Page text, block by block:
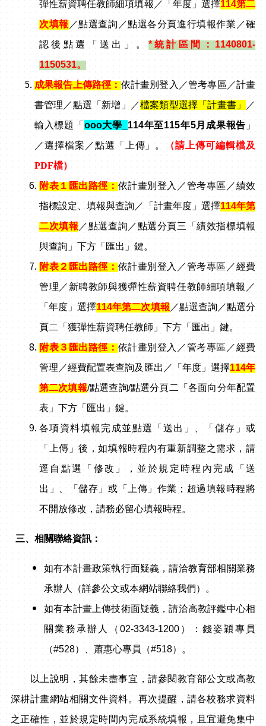
彈性薪資聘任教師細項填報／「年度」選擇114第二
次填報 ／點選查詢／點選各分頁進行填報作業／確
認後點選「送出」。 *統計區間：1140801-
1150531。
成果報告上傳路徑： 依計畫別登入／管考專區／計畫
書管理／點選「新增」／檔案類型選擇「計畫書」
／
輸入標題「 ooo大學_ 114年至115年5月成果報告 」
／選擇檔案／點選「上傳」。
（請上傳可編輯檔及
PDF檔）
附表１匯出路徑： 依計畫別登入／管考專區／績效
指標設定、填報與查詢／「計畫年度」選擇114年第
二次填報 ／點選查詢／點選分頁三「績效指標填報
與查詢」下方「匯出」鍵。
附表２匯出路徑： 依計畫別登入／管考專區／經費
管理／新聘教師與獲彈性薪資聘任教師細項填報／
「年度」選擇114年第二次填報 ／點選查詢／點選分
頁二「獲彈性薪資聘任教師」下方「匯出」鍵。
附表３匯出路徑： 依計畫別登入／管考專區／經費
管理／經費配置表查詢及匯出／「年度」選擇114年
第二次填報/點選查詢/點選分頁二「各面向分年配置
表」下方「匯出」鍵。
各項資料填報完成並點選「送出」、「儲存」或
「上傳」後，如填報時程內有重新調整之需求，請
逕自點選「修改」，並於規定時程內完成「送
出」、「儲存」或「上傳」作業；超過填報時程將
不開放修改，請務必留心填報時程。
三、相關聯絡資訊：
如有本計畫政策執行面疑義，請洽教育部相關業務
承辦人（詳參公文或本網站聯絡我們）。
如有本計畫上傳技術面疑義，請洽高教評鑑中心相
關業務承辦人（02-3343-1200）：錢姿穎專員
（#528）、蕭惠心專員（#518）。
以上說明，其餘未盡事宜，請參閱教育部公文或高教
深耕計畫網站相關文件資料。再次提醒，請各校務求資料
之正確性，並於規定時間內完成系統填報，且宜避免集中